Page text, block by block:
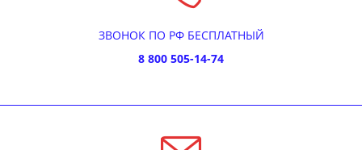
ЗВОНОК ПО РФ БЕСПЛАТНЫЙ
8 800 505-14-74